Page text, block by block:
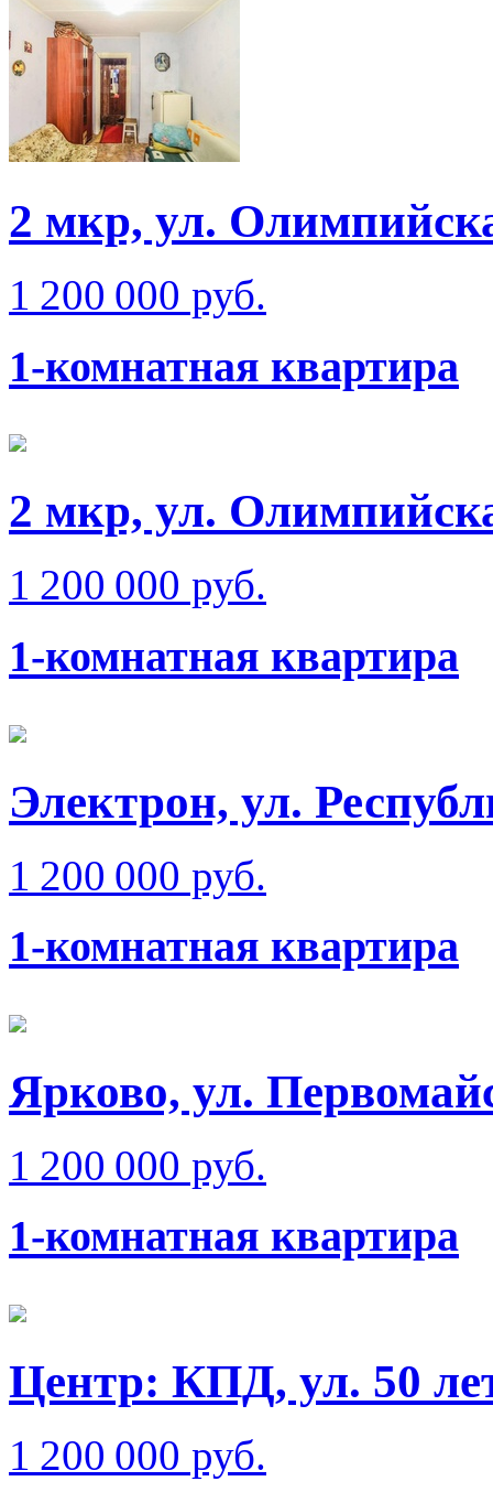
2 мкр, ул.
1 200 000 руб.
1-комнатная квартира
2 мкр, ул.
1 200 000 руб.
1-комнатная квартира
Электрон, ул.
1 200 000 руб.
1-комнатная квартира
Ярково, ул.
1 200 000 руб.
1-комнатная квартира
Центр: КПД, ул. 50
1 200 000 руб.